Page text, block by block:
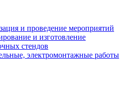
и проведение мероприятий
и изготовление
стендов
электромонтажные работы